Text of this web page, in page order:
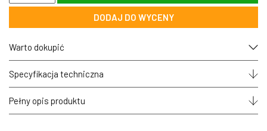
okrągły
strefowy
do
taśmy
LED
RGB/RGBW
–
RK4-
4
BLACK
DODAJ DO WYCENY
Warto dokupić
Specyfikacja techniczna
Pełny opis produktu